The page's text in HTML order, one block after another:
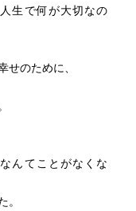
生で何が大切なの
せのために、
んてことがなくな
。